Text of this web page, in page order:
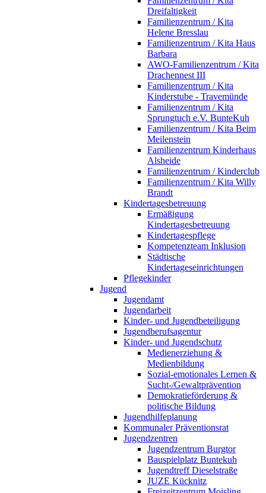
Dreifaltigkeit
Familienzentrum / Kita
Helene Bresslau
Familienzentrum / Kita Haus
Barbara
AWO-Familienzentrum / Kita
Drachennest III
Familienzentrum / Kita
Kinderstube - Travemünde
Familienzentrum / Kita
Sprungtuch e.V. BunteKuh
Familienzentrum / Kita Beim
Meilenstein
Familienzentrum Kinderhaus
Alsheide
Familienzentrum / Kinderclub
Familienzentrum / Kita Willy
Brandt
Kindertagesbetreuung
Ermäßigung
Kindertagesbetreuung
Kindertagespflege
Kompetenzteam Inklusion
Städtische
Kindertageseinrichtungen
Pflegekinder
Jugend
Jugendamt
Jugendarbeit
Kinder- und Jugendbeteiligung
Jugendberufsagentur
Kinder- und Jugendschutz
Medienerziehung &
Medienbildung
Sozial-emotionales Lernen &
Sucht-/Gewaltprävention
Demokratieförderung &
politische Bildung
Jugendhilfeplanung
Kommunaler Präventionsrat
Jugendzentren
Jugendzentrum Burgtor
Bauspielplatz Buntekuh
Jugendtreff Dieselstraße
JUZE Kücknitz